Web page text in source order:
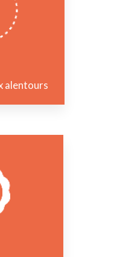
alentours